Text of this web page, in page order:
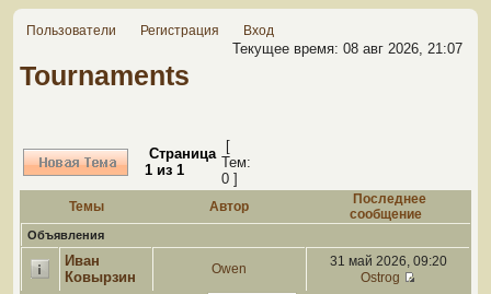
Пользователи Регистрация Вход
Текущее время: 08 авг 2026, 21:07
Tournaments
Страница
1 из 1
[
Тем:
0 ]
Темы Автор
Последнее
сообщение
Объявления
Иван
Ковырзин
Owen
31 май 2026, 09:20
Ostrog